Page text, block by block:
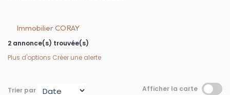
Immobilier CORAY
2 annonce(s) trouvée(s)
Plus d'options Créer une alerte
Trier par Afficher la carte